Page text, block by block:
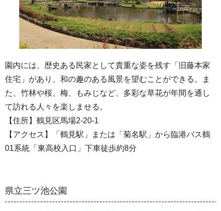
園内には、歴史ある民家として貴重な姿を残す「旧藤本家
住宅」があり、和の趣のある風景を望むことができる。ま
た、竹林や桜、梅、もみじなど、多彩な草花が年間を通し
て訪れる人々を楽しませる。
【住所】鶴見区馬場2-20-1
【アクセス】「鶴見駅」または「菊名駅」から臨港バス鶴
01系統「東高校入口」下車徒歩約8分
県立三ツ池公園